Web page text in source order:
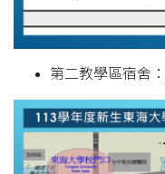
第二教學區宿舍：